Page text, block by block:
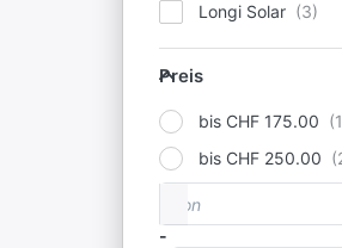
Longi Solar
Preis
Preis
bis CHF 175.00
bis CHF 250.00
Preisspanne
-